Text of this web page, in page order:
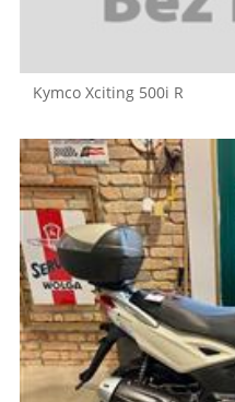
Kymco Xciting 500i R